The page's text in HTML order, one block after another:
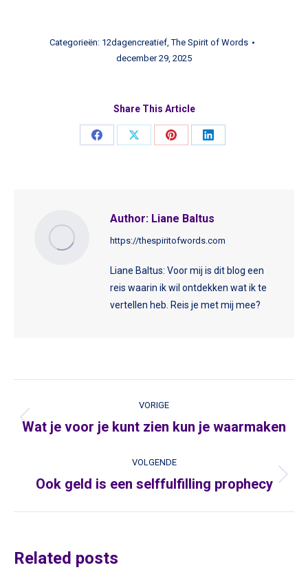
Categorieën: 12dagencreatief,The Spirit of Words
december 29, 2025
Share This Article
Share
Share
Share
Share
Author: Liane Baltus
https://thespiritofwords.com
Liane Baltus: Voor mij is dit blog een
reis waarin ik wil ontdekken wat ik te
vertellen heb. Reis je met mij mee?
navigation
VORIGE
Vorige
Wat je voor je kunt zien kun je waarmaken
VOLGENDE
Volgende
Ook geld is een selffulfilling prophecy
Related posts